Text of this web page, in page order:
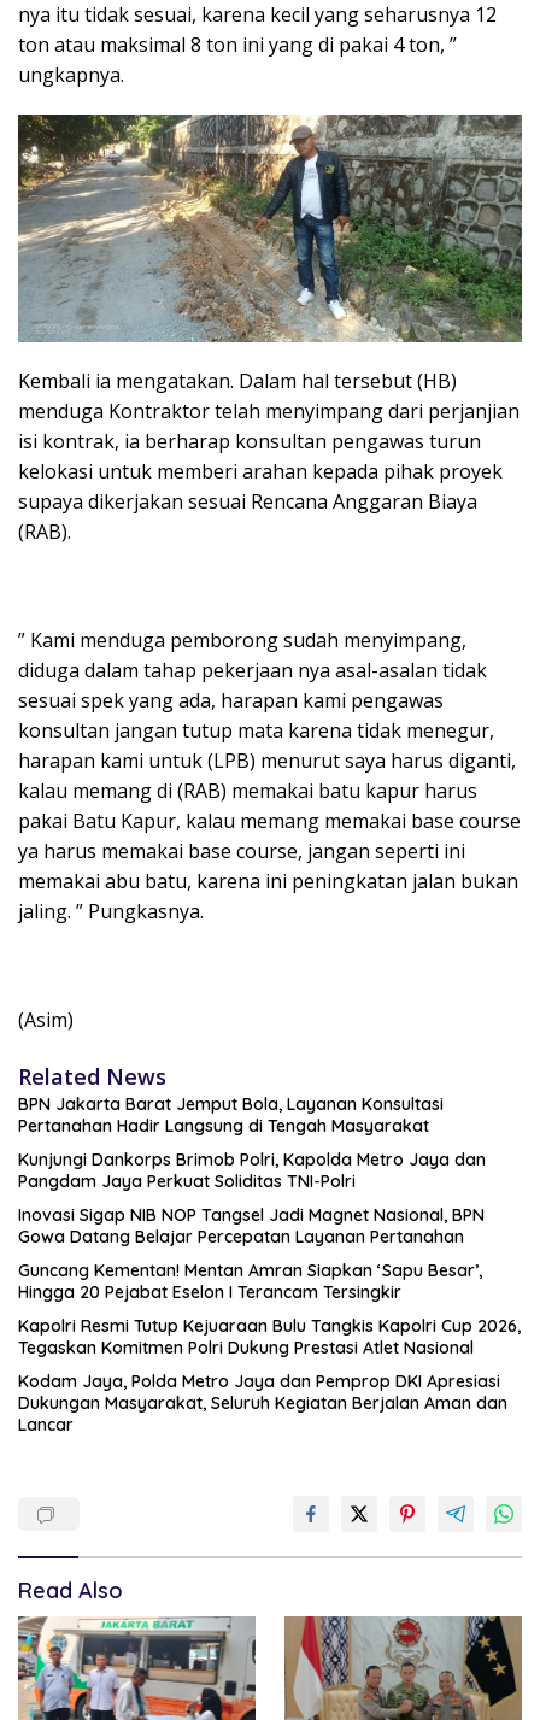
nya itu tidak sesuai, karena kecil yang seharusnya 12
ton atau maksimal 8 ton ini yang di pakai 4 ton, ”
ungkapnya.
Kembali ia mengatakan. Dalam hal tersebut (HB)
menduga Kontraktor telah menyimpang dari perjanjian
isi kontrak, ia berharap konsultan pengawas turun
kelokasi untuk memberi arahan kepada pihak proyek
supaya dikerjakan sesuai Rencana Anggaran Biaya
(RAB).
” Kami menduga pemborong sudah menyimpang,
diduga dalam tahap pekerjaan nya asal-asalan tidak
sesuai spek yang ada, harapan kami pengawas
konsultan jangan tutup mata karena tidak menegur,
harapan kami untuk (LPB) menurut saya harus diganti,
kalau memang di (RAB) memakai batu kapur harus
pakai Batu Kapur, kalau memang memakai base course
ya harus memakai base course, jangan seperti ini
memakai abu batu, karena ini peningkatan jalan bukan
jaling. ” Pungkasnya.
(Asim)
Related News
BPN Jakarta Barat Jemput Bola, Layanan Konsultasi
Pertanahan Hadir Langsung di Tengah Masyarakat
Kunjungi Dankorps Brimob Polri, Kapolda Metro Jaya dan
Pangdam Jaya Perkuat Soliditas TNI-Polri
Inovasi Sigap NIB NOP Tangsel Jadi Magnet Nasional, BPN
Gowa Datang Belajar Percepatan Layanan Pertanahan
Guncang Kementan! Mentan Amran Siapkan ‘Sapu Besar’,
Hingga 20 Pejabat Eselon I Terancam Tersingkir
Kapolri Resmi Tutup Kejuaraan Bulu Tangkis Kapolri Cup 2026,
Tegaskan Komitmen Polri Dukung Prestasi Atlet Nasional
Kodam Jaya, Polda Metro Jaya dan Pemprop DKI Apresiasi
Dukungan Masyarakat, Seluruh Kegiatan Berjalan Aman dan
Lancar
Read Also